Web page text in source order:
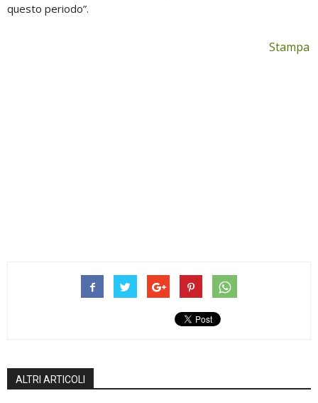
questo periodo”.
Stampa
ALTRI ARTICOLI